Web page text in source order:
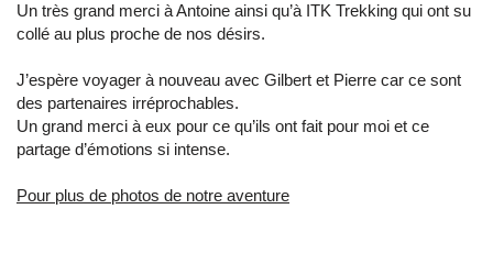
Un très grand merci à Antoine ainsi qu’à ITK Trekking qui ont su
collé au plus proche de nos désirs.
J’espère voyager à nouveau avec Gilbert et Pierre car ce sont
des partenaires irréprochables.
Un grand merci à eux pour ce qu’ils ont fait pour moi et ce
partage d’émotions si intense.
Pour plus de photos de notre aventure